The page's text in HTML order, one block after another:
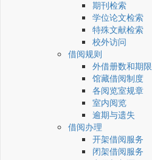
期刊检索
学位论文检索
特殊文献检索
校外访问
借阅规则
外借册数和期限
馆藏借阅制度
各阅览室规章
室内阅览
逾期与遗失
借阅办理
开架借阅服务
闭架借阅服务